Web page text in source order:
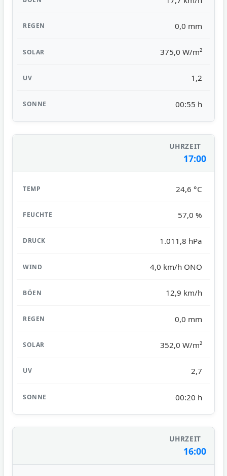
0,0 mm
375,0 W/m²
1,2
00:55 h
17:00
24,6 °C
57,0 %
1.011,8 hPa
4,0 km/h ONO
12,9 km/h
0,0 mm
352,0 W/m²
2,7
00:20 h
16:00